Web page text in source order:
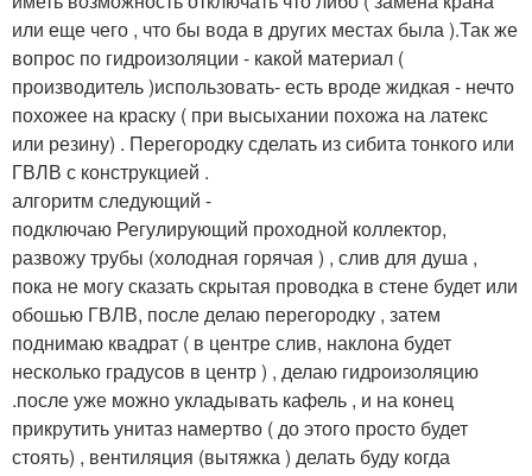
или еще чего , что бы вода в других местах была ).Так же
вопрос по гидроизоляции - какой материал (
производитель )использовать- есть вроде жидкая - нечто
похожее на краску ( при высыхании похожа на латекс
или резину) . Перегородку сделать из сибита тонкого или
ГВЛВ с конструкцией .
алгоритм следующий -
подключаю Регулирующий проходной коллектор,
развожу трубы (холодная горячая ) , слив для душа ,
пока не могу сказать скрытая проводка в стене будет или
обошью ГВЛВ, после делаю перегородку , затем
поднимаю квадрат ( в центре слив, наклона будет
несколько градусов в центр ) , делаю гидроизоляцию
.после уже можно укладывать кафель , и на конец
прикрутить унитаз намертво ( до этого просто будет
стоять) , вентиляция (вытяжка ) делать буду когда